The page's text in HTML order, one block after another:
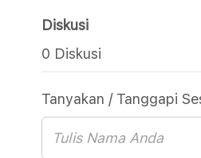
Diskusi
0 Diskusi
Tanyakan / Tanggapi